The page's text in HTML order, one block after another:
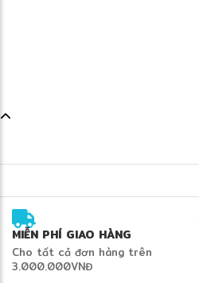
MIỄN PHÍ GIAO HÀNG
Cho tất cả đơn hàng trên
3.000.000VNĐ